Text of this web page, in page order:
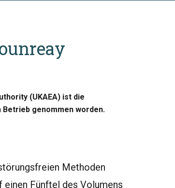
(UKAEA) ist die
Betrieb genommen worden.
Methoden
einen Fünftel des Volumens